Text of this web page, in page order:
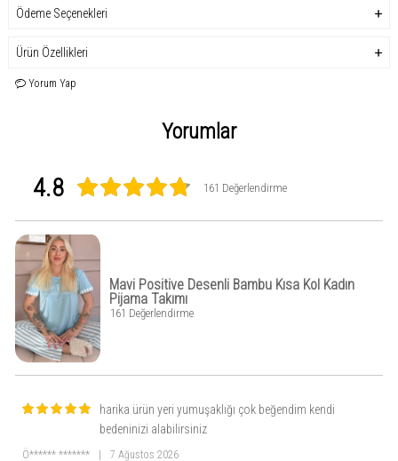
tavsiye edilmez.
Positive Desenli Bambu Kısa Kol Kadın Pijama Takımı, yüksek konfor ve şıklığı
%10 likra karışımı örme bambu kumaştan yapılmıştır, sağladığı yumuşak ipeksi
rahat bir kullanım sunar. Uzun paçalı pantolonu ile evde rahat hareket etmeyi
sağlar, desenli ve renkli tasarımı ile ev giyiminde şıklığı ön plana çıkarır.
Ödeme Seçenekleri
Ürün Özellikleri
Yorum Yap
Yorumlar
4.8 161 Değerlendirme
Mavi Positive Desenli Bambu Kısa Kol Kadın
Pijama Takımı
161 Değerlendirme
harika ürün yeri yumuşaklığı çok beğendim kendi
bedeninizi alabilirsiniz
Ö****** ******* 7 Ağustos 2026